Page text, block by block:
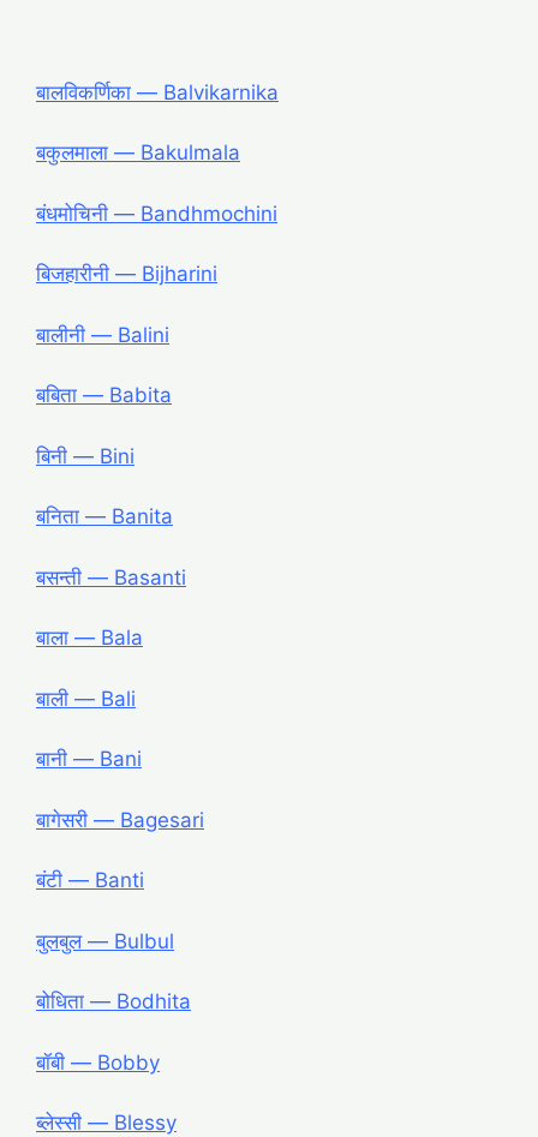
बालविकर्णिका ― Balvikarnika
बकुलमाला ― Bakulmala
बंधमोचिनी ― Bandhmochini
बिजहारीनी ― Bijharini
बालीनी ― Balini
बबिता ― Babita
बिनी ― Bini
बनिता ― Banita
बसन्ती ― Basanti
बाला ― Bala
बाली ― Bali
बानी ― Bani
बागेसरी ― Bagesari
बंटी ― Banti
बुलबुल ― Bulbul
बोधिता ― Bodhita
बॉबी ― Bobby
ब्लेस्सी ― Blessy